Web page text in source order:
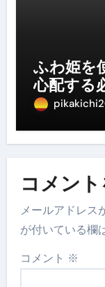
ふわ姫を
心配する
コメン
メールアドレス
が付いている欄
コメント ※